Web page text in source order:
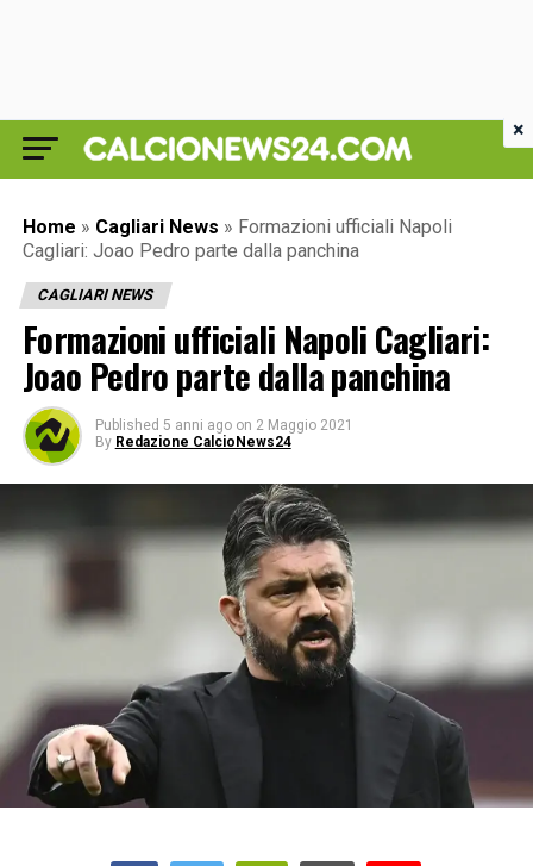
Home » Cagliari News » Formazioni ufficiali Napoli
Cagliari: Joao Pedro parte dalla panchina
CAGLIARI NEWS
Formazioni ufficiali Napoli Cagliari:
Joao Pedro parte dalla panchina
Published 5 anni ago on 2 Maggio 2021
By Redazione CalcioNews24
×